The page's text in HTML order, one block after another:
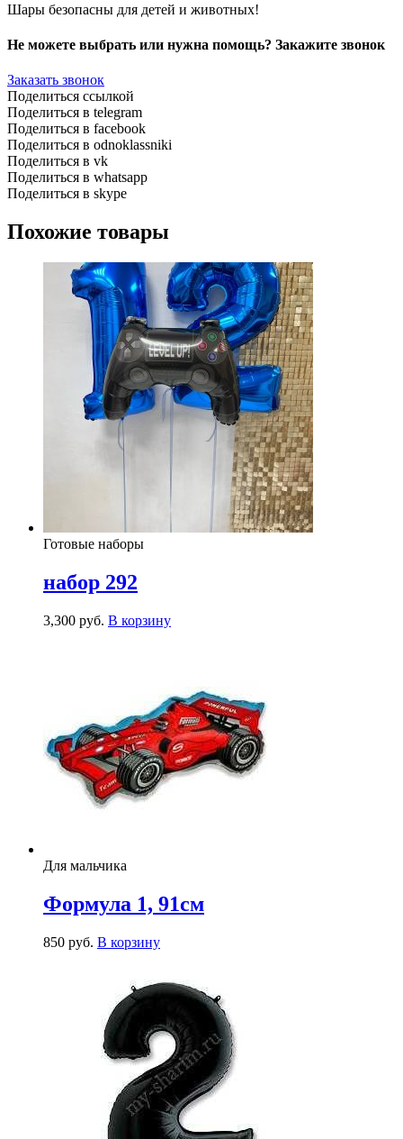
Шары безопасны для детей и животных!
Не можете выбрать или нужна помощь? Закажите звонок
Заказать звонок
Поделиться ссылкой
Поделиться в telegram
Поделиться в facebook
Поделиться в odnoklassniki
Поделиться в vk
Поделиться в whatsapp
Поделиться в skype
Похожие товары
Готовые наборы
набор 292
3,300 руб. В корзину
Для мальчика
Формула 1, 91см
850 руб. В корзину